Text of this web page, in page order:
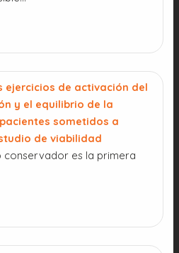
ejercicios de activación del
y el equilibrio de la
sometidos a
de viabilidad
conservador es la primera